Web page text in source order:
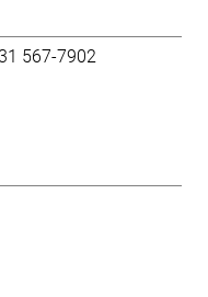
567-7902